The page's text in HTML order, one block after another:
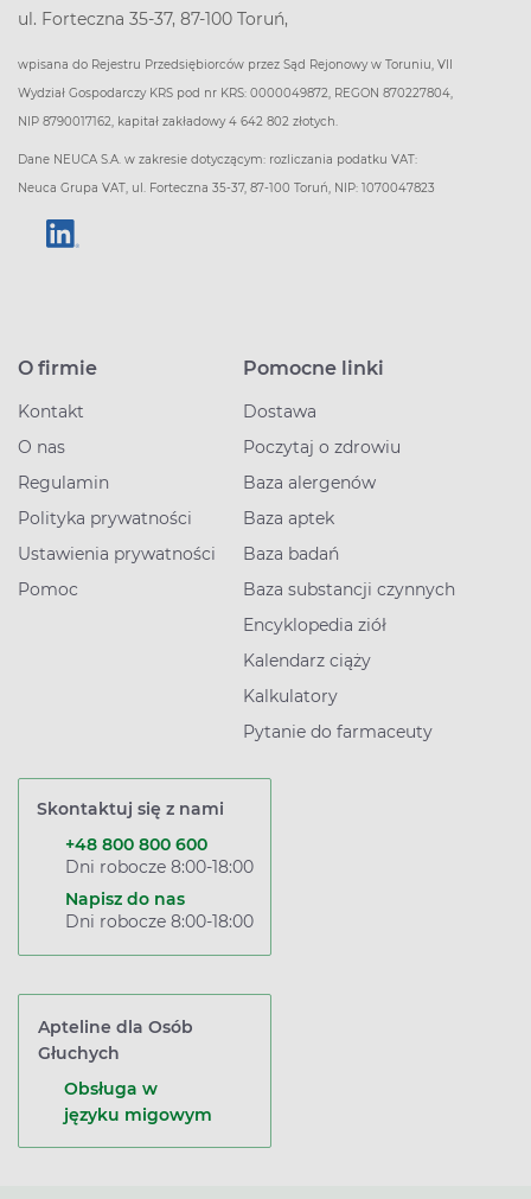
ul. Forteczna 35-37, 87-100 Toruń,
wpisana do Rejestru Przedsiębiorców przez Sąd Rejonowy w Toruniu, VII
Wydział Gospodarczy KRS pod nr KRS: 0000049872, REGON 870227804,
NIP 8790017162, kapitał zakładowy 4 642 802 złotych.
Dane NEUCA S.A. w zakresie dotyczącym: rozliczania podatku VAT:
Neuca Grupa VAT, ul. Forteczna 35-37, 87-100 Toruń, NIP: 1070047823
O firmie
Kontakt
O nas
Regulamin
Polityka prywatności
Ustawienia prywatności
Pomoc
Pomocne linki
Dostawa
Poczytaj o zdrowiu
Baza alergenów
Baza aptek
Baza badań
Baza substancji czynnych
Encyklopedia ziół
Kalendarz ciąży
Kalkulatory
Pytanie do farmaceuty
Skontaktuj się z nami
+48 800 800 600
Dni robocze 8:00-18:00
Napisz do nas
Dni robocze 8:00-18:00
Apteline dla Osób
Głuchych
Obsługa w
języku migowym